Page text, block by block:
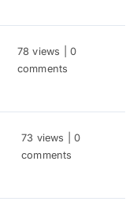
78 views |0
comments
73 views |0
comments